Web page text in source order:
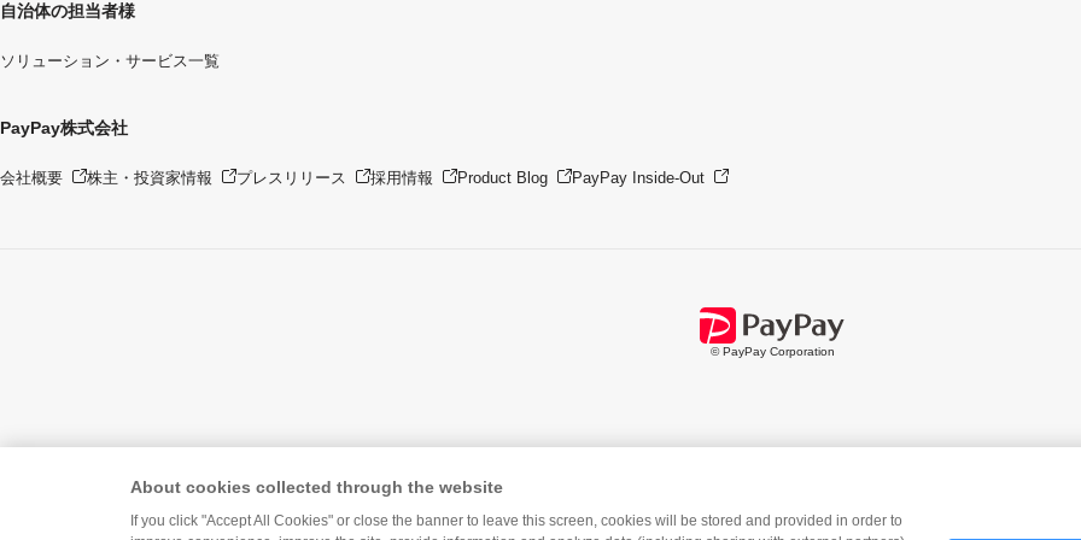
自治体の担当者様
ソリューション・サービス一覧
PayPay株式会社
会社概要 株主・投資家情報 プレスリリース 採用情報 Product Blog PayPay Inside-Out
© PayPay Corporation
About cookies collected through the website
If you click "Accept All Cookies" or close the banner to leave this screen, cookies will be stored and provided in order to